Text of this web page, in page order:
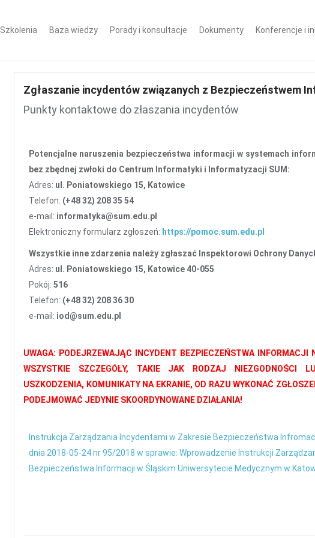
Szkolenia Baza wiedzy Porady i konsultacje Dokumenty Konferencje i
Zgłaszanie incydentów związanych z Bezpieczeństwem
Punkty kontaktowe do złaszania incydentów
Potencjalne naruszenia bezpieczeństwa informacji w systemach
bez zbędnej zwłoki do Centrum Informatyki i Informatyzacji SUM:
Adres: ul. Poniatowskiego 15, Katowice
Telefon: (+48 32) 208 35 54
e-mail: informatyka@sum.edu.pl
Elektroniczny formularz zgłoszeń: https://pomoc.sum.edu.pl
Wszystkie inne zdarzenia należy zgłaszać Inspektorowi Ochrony
Adres: ul. Poniatowskiego 15, Katowice 40-055
Pokój: 516
Telefon: (+48 32) 208 36 30
e-mail: iod@sum.edu.pl
UWAGA: PODEJRZEWAJĄC INCYDENT BEZPIECZEŃSTWA INFORMACJI
WSZYSTKIE SZCZEGÓŁY, TAKIE JAK RODZAJ NIEZGODNOŚCI
USZKODZENIA, KOMUNIKATY NA EKRANIE, OD RAZU WYKONAĆ
PODEJMOWAĆ JEDYNIE SKOORDYNOWANE DZIAŁANIA!
Instrukcja Zarządzania Incydentami w Zakresie Bezpieczeństwa
dnia 2018-05-24 nr 95/2018 w sprawie: Wprowadzenie Instrukcji
Bezpieczeństwa Informacji w Śląskim Uniwersytecie Medycznym w